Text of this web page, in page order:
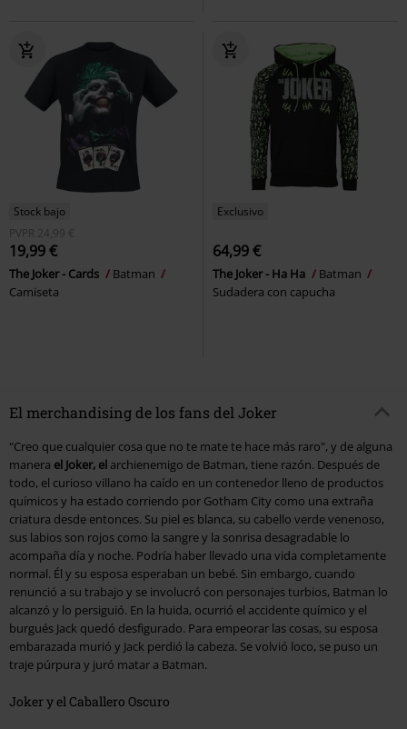
Stock bajo
PVPR 24,99 €
19,99 €
The Joker - Cards
Batman
Camiseta
Exclusivo
64,99 €
The Joker - Ha Ha
Batman
Sudadera con capucha
El merchandising de los fans del Joker
"Creo que cualquier cosa que no te mate te hace más raro", y de alguna
manera el Joker, el archienemigo de Batman, tiene razón. Después de
todo, el curioso villano ha caído en un contenedor lleno de productos
químicos y ha estado corriendo por Gotham City como una extraña
criatura desde entonces. Su piel es blanca, su cabello verde venenoso,
sus labios son rojos como la sangre y la sonrisa desagradable lo
acompaña día y noche. Podría haber llevado una vida completamente
normal. Él y su esposa esperaban un bebé. Sin embargo, cuando
renunció a su trabajo y se involucró con personajes turbios, Batman lo
alcanzó y lo persiguió. En la huida, ocurrió el accidente químico y el
burgués Jack quedó desfigurado. Para empeorar las cosas, su esposa
embarazada murió y Jack perdió la cabeza. Se volvió loco, se puso un
traje púrpura y juró matar a Batman.
Joker y el Caballero Oscuro